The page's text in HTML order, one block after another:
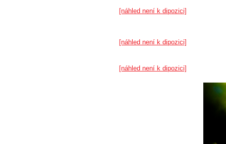
[náhled není k dipozici]
[náhled není k dipozici]
[náhled není k dipozici]